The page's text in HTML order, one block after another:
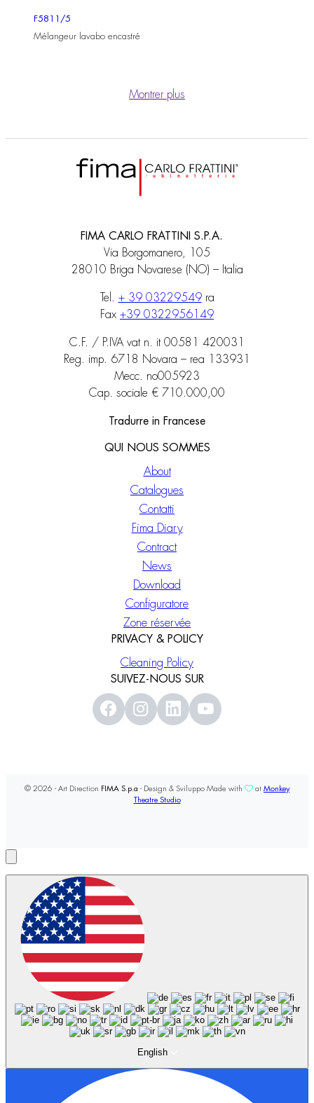
F5811/5
Mélangeur lavabo encastré
Montrer plus
FIMA CARLO FRATTINI S.P.A.
Via Borgomanero, 105
28010 Briga Novarese (NO) – Italia
Tel. + 39 03229549ra
Fax +39 0322956149
C.F. / P.IVA vat n. it 00581 420031
Reg. imp. 6718 Novara – rea 133931
Mecc. no005923
Cap. sociale € 710.000,00
Tradurre in Francese
QUI NOUS SOMMES
About
Catalogues
Contatti
Fima Diary
Contract
News
Download
Configuratore
Zone réservée
PRIVACY & POLICY
Cleaning Policy
SUIVEZ-NOUS SUR
© 2026 - Art Direction FIMA S.p.a - Design & Sviluppo Made with at Monkey
Theatre Studio
English